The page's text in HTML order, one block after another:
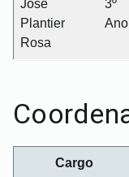
José
Plantier
Rosa
3º
Ano
Cargo